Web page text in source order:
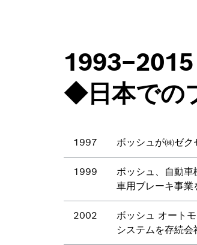
1993–2015
◆日本での
1997 ボッシュが㈱ゼク
1999
ボッシュ、自動
車用ブレーキ事
2002
ボッシュ オート
システムを存続